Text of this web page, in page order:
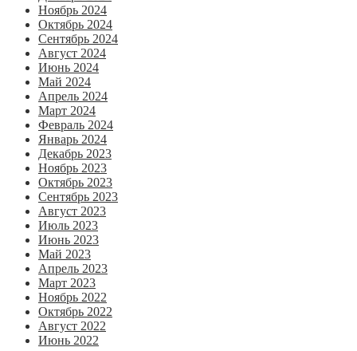
Ноябрь 2024
Октябрь 2024
Сентябрь 2024
Август 2024
Июнь 2024
Май 2024
Апрель 2024
Март 2024
Февраль 2024
Январь 2024
Декабрь 2023
Ноябрь 2023
Октябрь 2023
Сентябрь 2023
Август 2023
Июль 2023
Июнь 2023
Май 2023
Апрель 2023
Март 2023
Ноябрь 2022
Октябрь 2022
Август 2022
Июнь 2022